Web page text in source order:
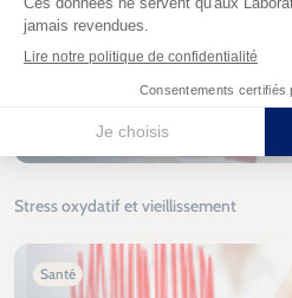
Stress oxydatif et vieillissement
Santé